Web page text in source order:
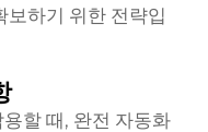
보하기 위한 전략입
할 때, 완전 자동화